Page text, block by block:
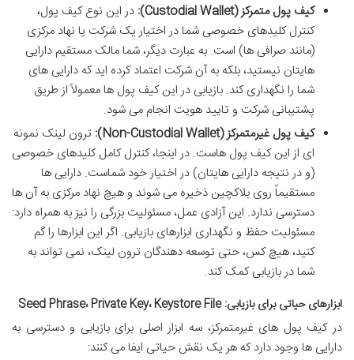
کیف پول متمرکز (Custodial Wallet):
در این نوع کیف پول،
کنترل کلیدهای خصوصی شما در اختیار یک شرکت یا نهاد مرکزی
(مانند صرافی ها) است. به عبارت دیگر، شما مالک مستقیم دارایی
هایتان نیستید، بلکه به آن شرکت اعتماد کرده اید که دارایی های
شما را نگهداری کند. بازیابی در این کیف پول ها معمولاً از طریق
پشتیبانی شرکت و تایید هویت انجام می شود.
کیف پول غیرمتمرکز (Non-Custodial Wallet):
ترون لینک نمونه
ای از این کیف پول هاست. در اینجا، کنترل کامل کلیدهای خصوصی
(و در نتیجه دارایی هایتان) در اختیار خود شماست. دارایی ها
مستقیماً روی بلاکچین ذخیره می شوند و هیچ نهاد مرکزی به آن ها
دسترسی ندارد. این آزادی عمل، مسئولیت بزرگی را نیز به همراه دارد:
مسئولیت حفظ و نگهداری ابزارهای بازیابی. اگر این ابزارها را گم
کنید، هیچ کس، حتی توسعه دهندگان ترون لینک، نمی تواند به
شما در بازیابی کمک کند.
ابزارهای حیاتی برای بازیابی: Seed Phrase، Private Key، Keystore File
در کیف پول های غیرمتمرکز، سه ابزار اصلی برای بازیابی و دسترسی به
دارایی ها وجود دارد که هر یک نقش حیاتی ایفا می کنند: